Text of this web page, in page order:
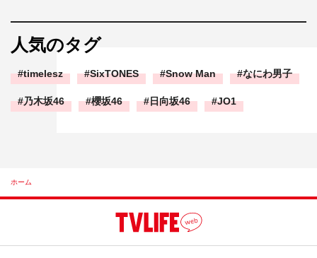
人気のタグ
timelesz SixTONES Snow Man なにわ男子
乃木坂46 櫻坂46 日向坂46 JO1
ホーム